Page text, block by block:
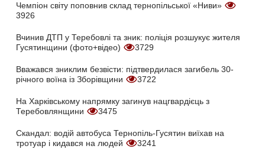
Чемпіон світу поповнив склад тернопільської «Ниви»
3926
Вчинив ДТП у Теребовлі та зник: поліція розшукує жителя
Гусятинщини (фото+відео)
3729
Вважався зниклим безвісти: підтвердилася загибель 30-
річного воїна із Зборівщини
3722
На Харківському напрямку загинув нацгвардієць з
Теребовлянщини
3475
Скандал: водій автобуса Тернопіль-Гусятин виїхав на
тротуар і кидався на людей
3241